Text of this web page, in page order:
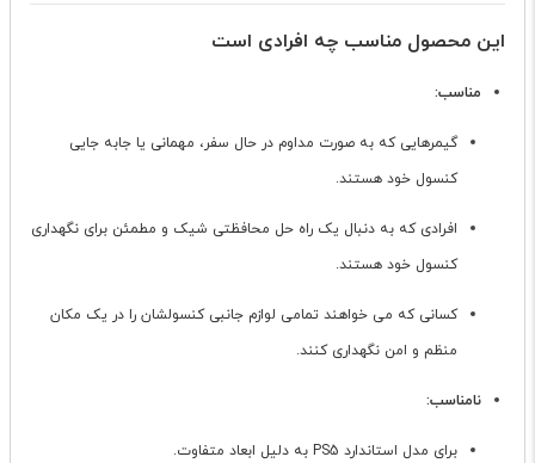
این محصول مناسب چه افرادی است
مناسب:
گیمرهایی که به صورت مداوم در حال سفر، مهمانی یا جابه جایی
کنسول خود هستند.
افرادی که به دنبال یک راه حل محافظتی شیک و مطمئن برای نگهداری
کنسول خود هستند.
کسانی که می خواهند تمامی لوازم جانبی کنسولشان را در یک مکان
منظم و امن نگهداری کنند.
نامناسب:
برای مدل استاندارد PS5 به دلیل ابعاد متفاوت.